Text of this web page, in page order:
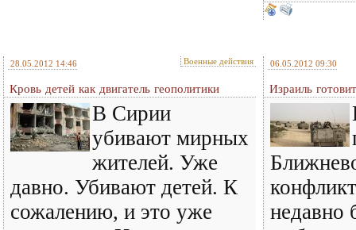
28.05.2012 14:46 Военные действия
Кровь детей как двигатель геополитики
В Сирии
убивают мирных
жителей. Уже
давно. Убивают детей. К
сожалению, и это уже
06.05.2012 09:30
Израиль
недавно